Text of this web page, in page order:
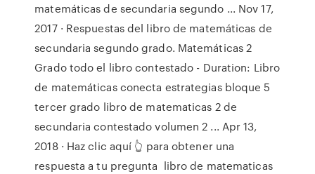
matemáticas de secundaria segundo ... Nov 17,
2017 · Respuestas del libro de matemáticas de
secundaria segundo grado. Matemáticas 2
Grado todo el libro contestado - Duration: Libro
de matemáticas conecta estrategias bloque 5
tercer grado libro de matematicas 2 de
secundaria contestado volumen 2 ... Apr 13,
2018 · Haz clic aquí 👆 para obtener una
respuesta a tu pregunta ️ libro de matematicas